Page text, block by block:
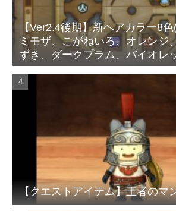
【Ver2.4後期】新ヘアカラー8色
ミモザ、こがねいろ、オレンジ
ずき、ダークプラム、バイオレ
【クエストアイテム】王者のマ